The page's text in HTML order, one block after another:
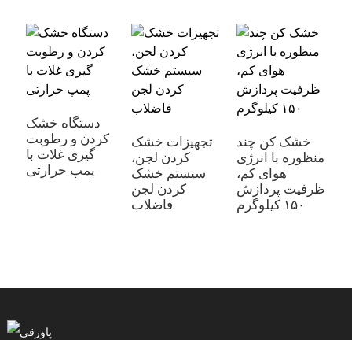
دستگاه خشک
کردن و رطوبت
گیری غلات با
پمپ حرارتی
تجهیزات خشک
کردن لجن،
سیستم خشک
کردن لجن
فاضلاب
خشک کن چند
منظوره با انرژی
هوای کم،
ظرفیت پردازش
۱۵۰ کیلوگرم